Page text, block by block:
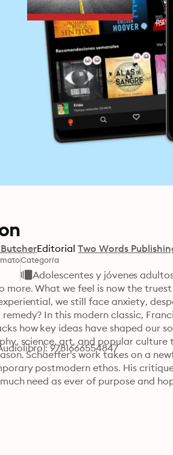
Editorial Two Words
Categoría
Adolescentes y jóvenes
more. What we feel is now the
we still face anxiety,
In this modern classic,
how key ideas have shaped our
science, art, and popular
Schaeffer's work takes on a
postmodern ethos. His
need as ever of purpose and
9781666554847